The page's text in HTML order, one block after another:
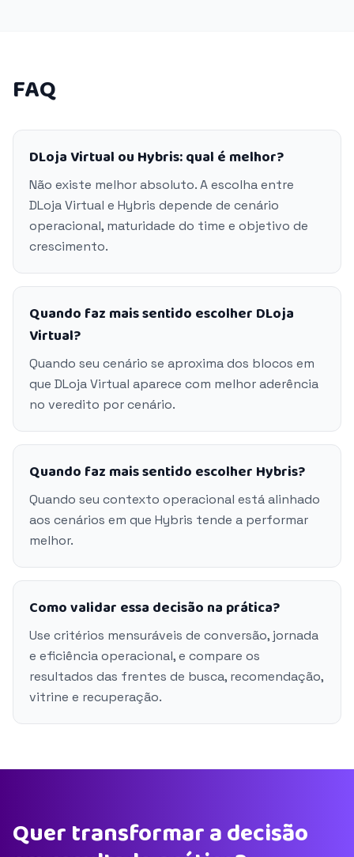
FAQ
DLoja Virtual ou Hybris: qual é melhor?
Não existe melhor absoluto. A escolha entre
DLoja Virtual e Hybris depende de cenário
operacional, maturidade do time e objetivo de
crescimento.
Quando faz mais sentido escolher DLoja
Virtual?
Quando seu cenário se aproxima dos blocos em
que DLoja Virtual aparece com melhor aderência
no veredito por cenário.
Quando faz mais sentido escolher Hybris?
Quando seu contexto operacional está alinhado
aos cenários em que Hybris tende a performar
melhor.
Como validar essa decisão na prática?
Use critérios mensuráveis de conversão, jornada
e eficiência operacional, e compare os
resultados das frentes de busca, recomendação,
vitrine e recuperação.
Quer transformar a decisão